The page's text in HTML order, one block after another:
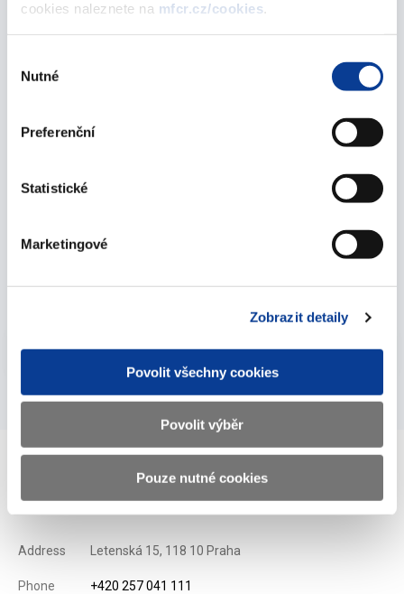
cookies naleznete na mfcr.cz/cookies.
souhlasu
Nutné
Preferenční
Statistické
Marketingové
Zobrazit detaily
Povolit všechny cookies
Povolit výběr
Pouze nutné cookies
Debt Portfolio Management Quarterly Review -
Debt Portfolio Management Quarterly Review -
March 2006
10. April 2006
Vyberte
2006
Ministry of Finance of the Czech Republic
Address Letenská 15, 118 10 Praha
Phone +420 257 041 111